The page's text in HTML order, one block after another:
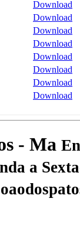
Download
Download
Download
Download
Download
Download
Download
Download
- Ma
a